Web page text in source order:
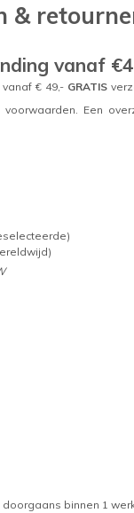
&
vanaf
€ 49,- GRATIS
Een
binnen 1